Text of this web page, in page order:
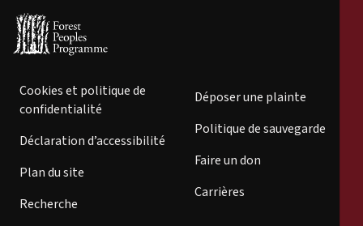
Cookies et politique de
confidentialité
Déclaration d’accessibilité
Plan du site
Recherche
Déposer une plainte
Politique de sauvegarde
Faire un don
Carrières